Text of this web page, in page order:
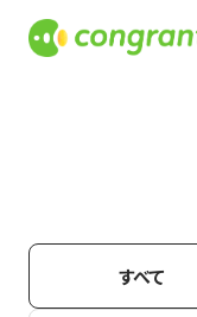
すべて